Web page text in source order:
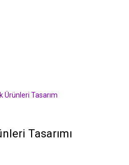
Tasarımı